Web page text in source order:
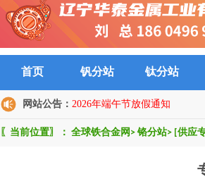
首页 钒分站 钛分站
网站公告： 2026年端午节放假通知
〖当前位置〗： 全球铁合金网 > 铬分站> [供应